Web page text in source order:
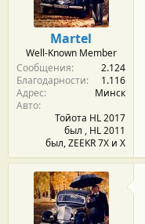
Martel
Well-Known Member
Сообщения
2.124
Благодарности
1.116
Адрес
Минск
Авто
Тойота HL 2017
был , HL 2011
был, ZEEKR 7X и Х